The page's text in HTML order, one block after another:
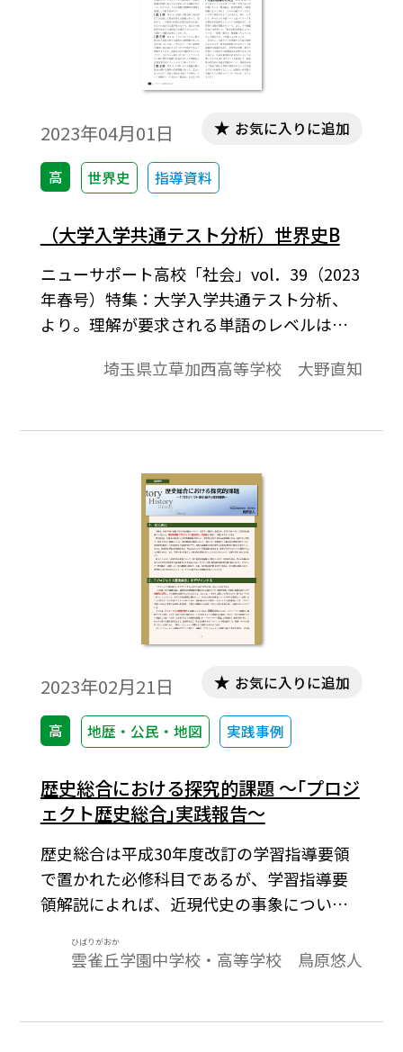
2023年04月01日
高 世界史 指導資料
お気に入りに追加
（大学入学共通テスト分析）世界史B
ニューサポート高校「社会」vol．39（2023
年春号）特集：大学入学共通テスト分析、
より。理解が要求される単語のレベルは教
多数であるものの、知識を直接的に問う単
な資料やリード文をしっかり読み取り、必
題が多かった。以下では、今年の問題で特
徴的な設問を精選して分析を試みたい。
埼玉県立草加西高等学校 大野直知
2023年02月21日
高 地歴・公民・地図 実践事例
お気に入りに追加
歴史総合における探究的課題 ～｢プロジ
ェクト歴史総合｣実践報告～
歴史総合は平成30年度改訂の学習指導要領
で置かれた必修科目であるが、学習指導要
領解説によれば、近現代史の事象につい
史的な見方・考え方を働かせることができ
組みとして、「プロジェクト歴史総合」と
雲雀丘
ひばりがおか
学園中学校・高等学校 鳥原悠人